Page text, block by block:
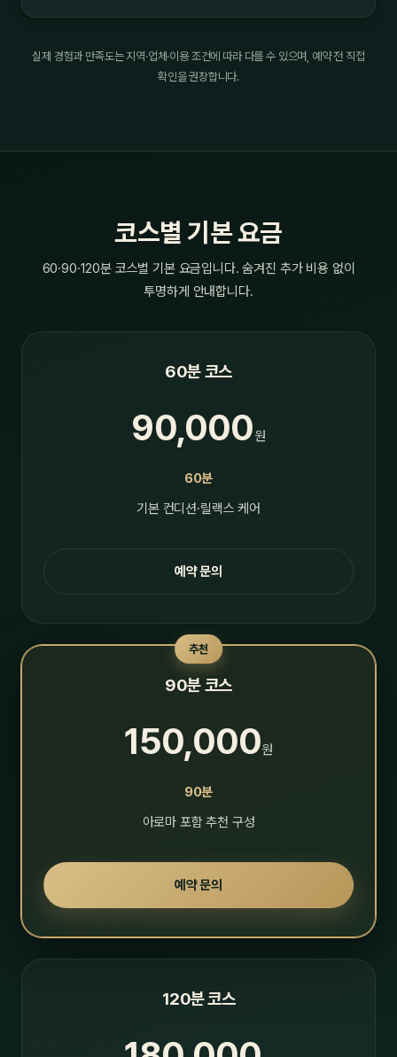
실제 경험과 만족도는 지역·업체·이용 조건에 따라 다를 수 있으며, 예약 전 직접
확인을 권장합니다.
코스별 기본 요금
60·90·120분 코스별 기본 요금입니다. 숨겨진 추가 비용 없이
투명하게 안내합니다.
60분 코스
90,000원
60분
기본 컨디션·릴랙스 케어
예약 문의
추천
90분 코스
150,000원
90분
아로마 포함 추천 구성
예약 문의
120분 코스